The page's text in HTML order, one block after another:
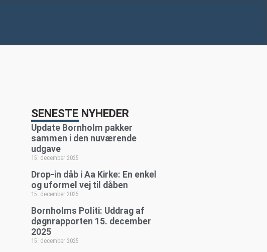
SENESTE NYHEDER
Update Bornholm pakker
sammen i den nuværende
udgave
15. december 2025
Drop-in dåb i Aa Kirke: En enkel
og uformel vej til dåben
15. december 2025
Bornholms Politi: Uddrag af
døgnrapporten 15. december
2025
15. december 2025